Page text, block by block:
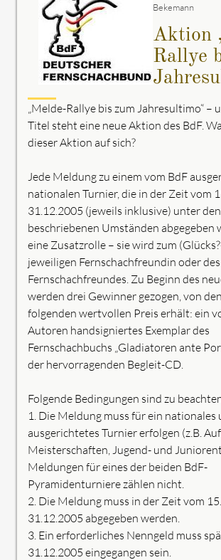
Bekemann
Aktion
Rallye
„Melde-Rallye bis zum Jahresultimo“ –
Titel steht eine neue Aktion des BdF.
dieser Aktion auf sich?
Jede Meldung zu einem vom BdF
nationalen Turnier, die in der Zeit vom
31.12.2005 (jeweils inklusive) unter
beschriebenen Umständen abgegeben
eine Zusatzrolle – sie wird zum
jeweiligen Fernschachfreundin oder
Fernschachfreundes. Zu Beginn des
werden drei Gewinner gezogen, von
folgenden wertvollen Preis erhält: ein
Autoren handsigniertes Exemplar des
Fernschachbuchs „Gladiatoren ante
der hervorragenden Begleit-CD.
Folgende Bedingungen sind zu
1. Die Meldung muss für ein nationales
ausgerichtetes Turnier erfolgen (z.B.
Meisterschaften, Jugend- und
Meldungen für eines der beiden BdF-
Pyramidenturniere zählen nicht.
2. Die Meldung muss in der Zeit vom
31.12.2005 abgegeben werden.
3. Ein erforderliches Nenngeld muss
31.12.2005 eingegangen sein.